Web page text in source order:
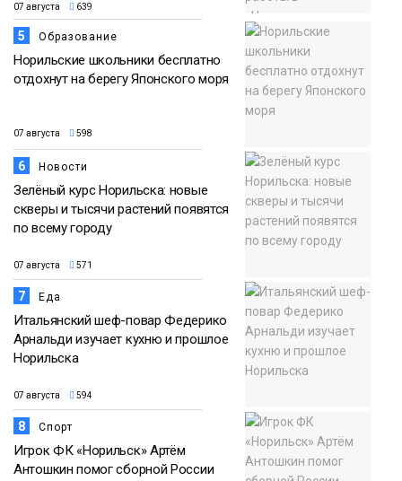
07 августа 639
5 Образование
Норильские школьники бесплатно
отдохнут на берегу Японского моря
07 августа 598
6 Новости
Зелёный курс Норильска: новые
скверы и тысячи растений появятся
по всему городу
07 августа 571
7 Еда
Итальянский шеф-повар Федерико
Арнальди изучает кухню и прошлое
Норильска
07 августа 594
8 Спорт
Игрок ФК «Норильск» Артём
Антошкин помог сборной России